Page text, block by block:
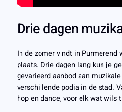
Drie dagen
In de zomer vindt in Purmerend
plaats. Drie dagen lang kun je
gevarieerd aanbod aan
verschillende podia in de stad.
hop en dance, voor elk wat wils